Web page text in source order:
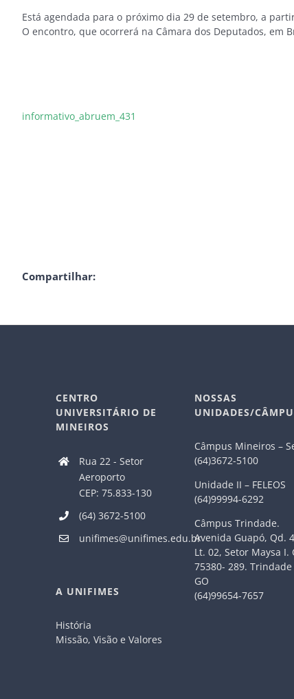
Está agendada para o próximo dia 29 de setembro, a
O encontro, que ocorrerá na Câmara dos Deputados, em
informativo_abruem_431
Compartilhar:
CENTRO
UNIVERSITÁRIO DE
MINEIROS
Rua 22 - Setor
Aeroporto
CEP: 75.833-130
(64) 3672-5100
unifimes@unifimes.edu.br
A UNIFIMES
História
Missão, Visão e Valores
NOSSAS
UNIDADES/
Câmpus Mineiros –
(64)3672-5100
Unidade II – FELEOS
(64)99994-6292
Câmpus Trindade.
Avenida Guapó, Qd.
Lt. 02, Setor Maysa I.
75380- 289. Trindade
GO
(64)99654-7657